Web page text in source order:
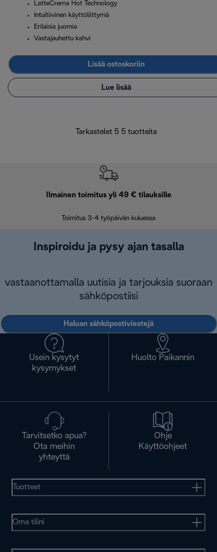
LatteCrema Hot Technology
Intuitiivinen käyttöliittymä
Erilaisia juomia
Vastajauhettu kahvi
Lisää ostoskoriin
Lue lisää
Tarkastelet 5 5 tuotteita
Ilmainen toimitus yli 49 € tilauksille
Toimitus 3-4 työpäivän kuluessa
Inspiroidu ja pysy ajan tasalla
vastaanottamalla uutisia ja tarjouksia suoraan
sähköpostiisi
Haluan sähköpostiviestejä
Usein kysytyt
kysymykset
Huolto Paikannin
Tarvitsetko apua?
Ota meihin
yhteyttä
Ohje
Käyttöohjeet
Tuotteet
Oma tilini